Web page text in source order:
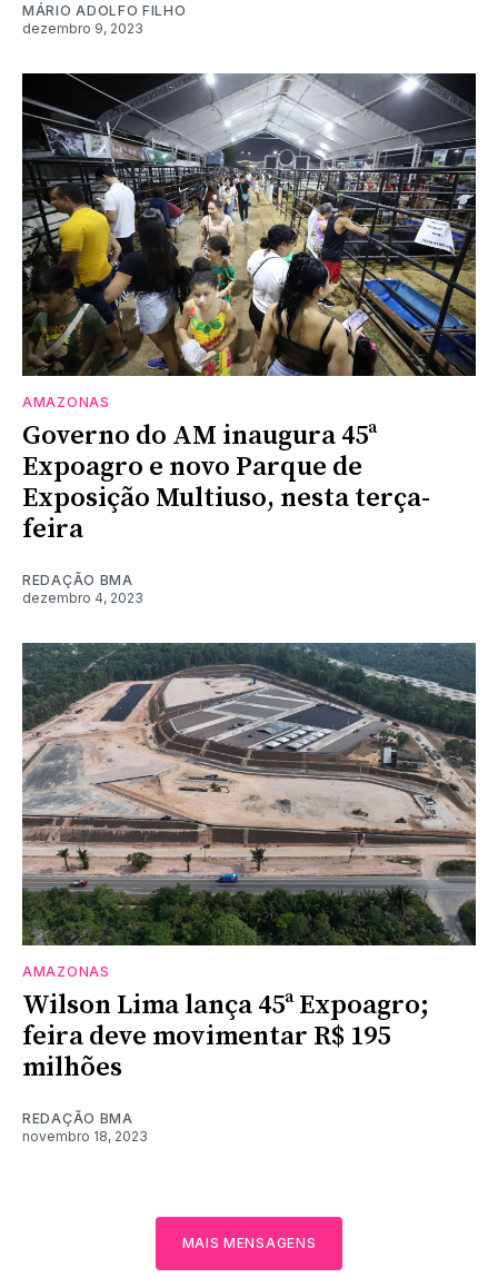
MÁRIO ADOLFO FILHO
dezembro 9, 2023
AMAZONAS
Governo do AM inaugura 45ª
Expoagro e novo Parque de
Exposição Multiuso, nesta terça-
feira
REDAÇÃO BMA
dezembro 4, 2023
AMAZONAS
Wilson Lima lança 45ª Expoagro;
feira deve movimentar R$ 195
milhões
REDAÇÃO BMA
novembro 18, 2023
MAIS MENSAGENS